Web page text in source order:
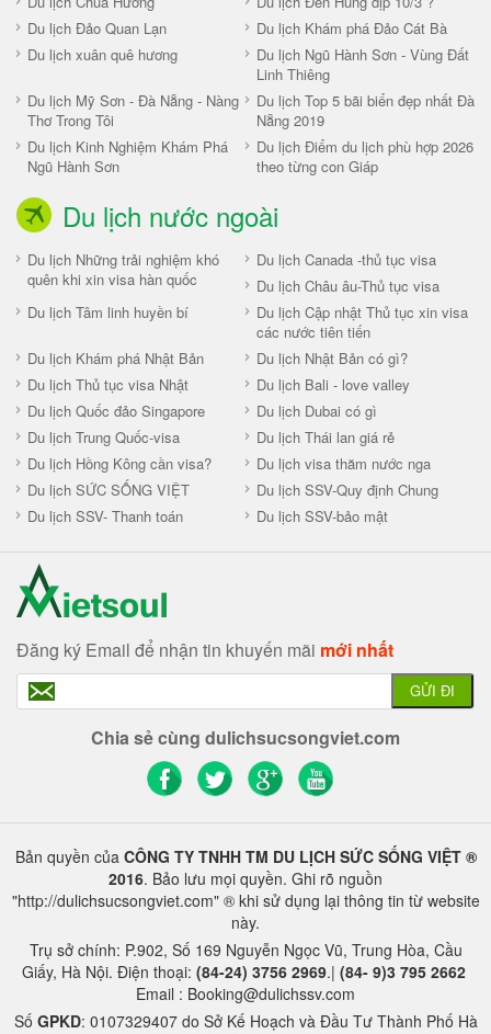
Du lịch Đảo Quan Lạn
Du lịch Khám phá Đảo Cát Bà
Du lịch xuân quê hương
Du lịch Ngũ Hành Sơn - Vùng Đất
Linh Thiêng
Du lịch Mỹ Sơn - Đà Nẵng - Nàng
Thơ Trong Tôi
Du lịch Top 5 bãi biển đẹp nhất Đà
Nẵng 2019
Du lịch Kinh Nghiệm Khám Phá
Ngũ Hành Sơn
Du lịch Điểm du lịch phù hợp 2026
theo từng con Giáp
Du lịch nước ngoài
Du lịch Những trải nghiệm khó
quên khi xin visa hàn quốc
Du lịch Canada -thủ tục visa
Du lịch Châu âu-Thủ tục visa
Du lịch Tâm linh huyền bí
Du lịch Cập nhật Thủ tục xin visa
các nước tiên tiến
Du lịch Khám phá Nhật Bản
Du lịch Nhật Bản có gì?
Du lịch Thủ tục visa Nhật
Du lịch Bali - love valley
Du lịch Quốc đảo Singapore
Du lịch Dubai có gì
Du lịch Trung Quốc-visa
Du lịch Thái lan giá rẻ
Du lịch Hồng Kông cần visa?
Du lịch visa thăm nước nga
Du lịch SỨC SỐNG VIỆT
Du lịch SSV-Quy định Chung
Du lịch SSV- Thanh toán
Du lịch SSV-bảo mật
Đăng ký Email để nhận tin khuyến mãi mới nhất
GỬI ĐI
Chia sẻ cùng dulichsucsongviet.com
Bản quyền của CÔNG TY TNHH TM DU LỊCH SỨC SỐNG VIỆT ®
2016. Bảo lưu mọi quyền. Ghi rõ nguồn
"http://dulichsucsongviet.com" ® khi sử dụng lại thông tin từ website
này.
Trụ sở chính: P.902, Số 169 Nguyễn Ngọc Vũ, Trung Hòa, Cầu
Giấy, Hà Nội. Điện thoại: (84-24) 3756 2969.| (84- 9)3 795 2662
Email : Booking@dulichssv.com
Số GPKD: 0107329407 do Sở Kế Hoạch và Đầu Tư Thành Phố Hà